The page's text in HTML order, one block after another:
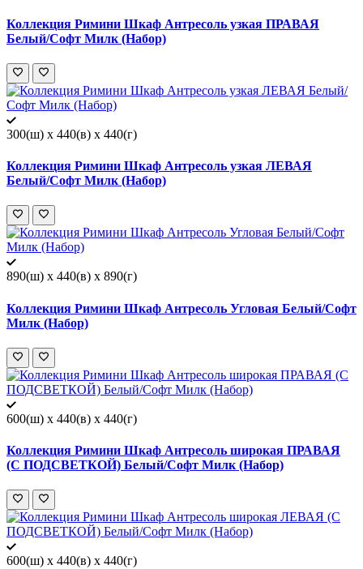
Коллекция Римини Шкаф Антресоль узкая ПРАВАЯ
Белый/Софт Милк (Набор)
300(ш) x 440(в) x 440(г)
Коллекция Римини Шкаф Антресоль узкая ЛЕВАЯ
Белый/Софт Милк (Набор)
890(ш) x 440(в) x 890(г)
Коллекция Римини Шкаф Антресоль Угловая Белый/Софт
Милк (Набор)
600(ш) x 440(в) x 440(г)
Коллекция Римини Шкаф Антресоль широкая ПРАВАЯ
(С ПОДСВЕТКОЙ) Белый/Софт Милк (Набор)
600(ш) x 440(в) x 440(г)